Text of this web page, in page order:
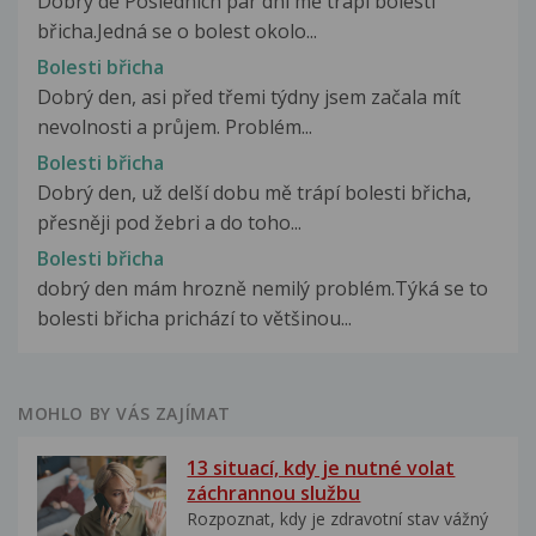
břicha.Jedná se o bolest okolo...
Bolesti břicha
Dobrý den, asi před třemi týdny jsem začala mít
nevolnosti a průjem. Problém...
Bolesti břicha
Dobrý den, už delší dobu mě trápí bolesti břicha,
přesněji pod žebri a do toho...
Bolesti břicha
dobrý den mám hrozně nemilý problém.Týká se to
bolesti břicha prichází to většinou...
MOHLO BY VÁS ZAJÍMAT
13 situací, kdy je nutné volat
záchrannou službu
Rozpoznat, kdy je zdravotní stav vážný